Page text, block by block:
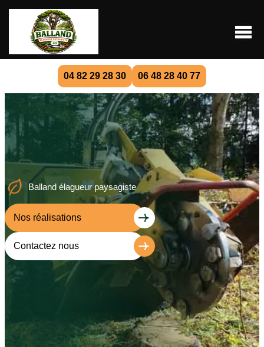
04 82 29 28 30 06 48 28 40 77
Balland élagueur paysagiste
Nos réalisations
Contactez nous